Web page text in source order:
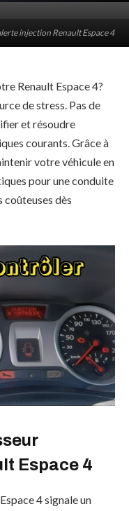
injection Renault Espace 4
Renault Espace 4?
de stress. Pas de
et résoudre
courants. Grâce à
votre véhicule en
pour une conduite
coûteuses dès
Espace 4
4 signale un